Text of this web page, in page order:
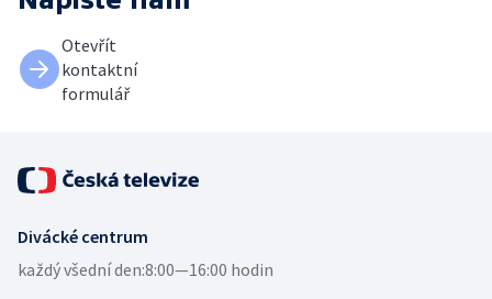
Otevřít
kontaktní
formulář
Divácké centrum
každý všední den:8:00—16:00 hodin